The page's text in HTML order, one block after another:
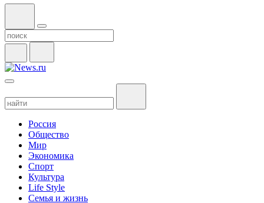
Россия
Общество
Мир
Экономика
Спорт
Культура
Life Style
Семья и жизнь